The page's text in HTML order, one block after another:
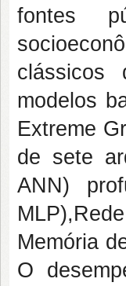
fontes
clássicos
modelos
Extreme
de sete
ANN)
Memória
O